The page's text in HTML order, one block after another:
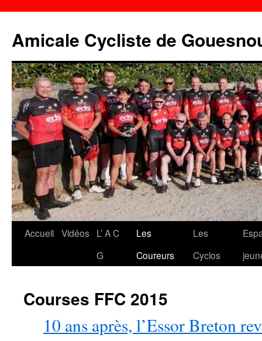
contenu
Amicale Cycliste de
Accueil Vidéos
L’ A C
G
Les
Coureurs
Les
Cyclos
Courses FFC 2015
10 ans après, l’Essor Breton